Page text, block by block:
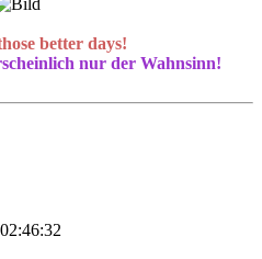
better days!
nur der Wahnsinn!